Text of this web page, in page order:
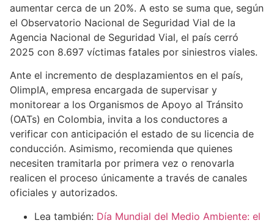
aumentar cerca de un 20%. A esto se suma que, según
el Observatorio Nacional de Seguridad Vial de la
Agencia Nacional de Seguridad Vial, el país cerró
2025 con 8.697 víctimas fatales por siniestros viales.
Ante el incremento de desplazamientos en el país,
OlimpIA, empresa encargada de supervisar y
monitorear a los Organismos de Apoyo al Tránsito
(OATs) en Colombia, invita a los conductores a
verificar con anticipación el estado de su licencia de
conducción. Asimismo, recomienda que quienes
necesiten tramitarla por primera vez o renovarla
realicen el proceso únicamente a través de canales
oficiales y autorizados.
Lea también: Día Mundial del Medio Ambiente: el